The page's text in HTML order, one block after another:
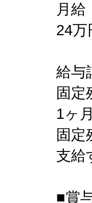
月給
24万
給与
固定
1ヶ
固定
支給
■賞